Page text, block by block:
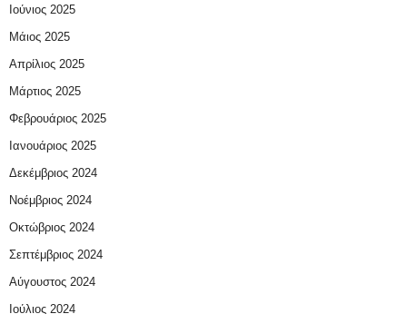
Ιούνιος 2025
Μάιος 2025
Απρίλιος 2025
Μάρτιος 2025
Φεβρουάριος 2025
Ιανουάριος 2025
Δεκέμβριος 2024
Νοέμβριος 2024
Οκτώβριος 2024
Σεπτέμβριος 2024
Αύγουστος 2024
Ιούλιος 2024